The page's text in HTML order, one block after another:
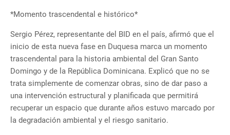
*Momento trascendental e histórico*
Sergio Pérez, representante del BID en el país, afirmó que el
inicio de esta nueva fase en Duquesa marca un momento
trascendental para la historia ambiental del Gran Santo
Domingo y de la República Dominicana. Explicó que no se
trata simplemente de comenzar obras, sino de dar paso a
una intervención estructural y planificada que permitirá
recuperar un espacio que durante años estuvo marcado por
la degradación ambiental y el riesgo sanitario.